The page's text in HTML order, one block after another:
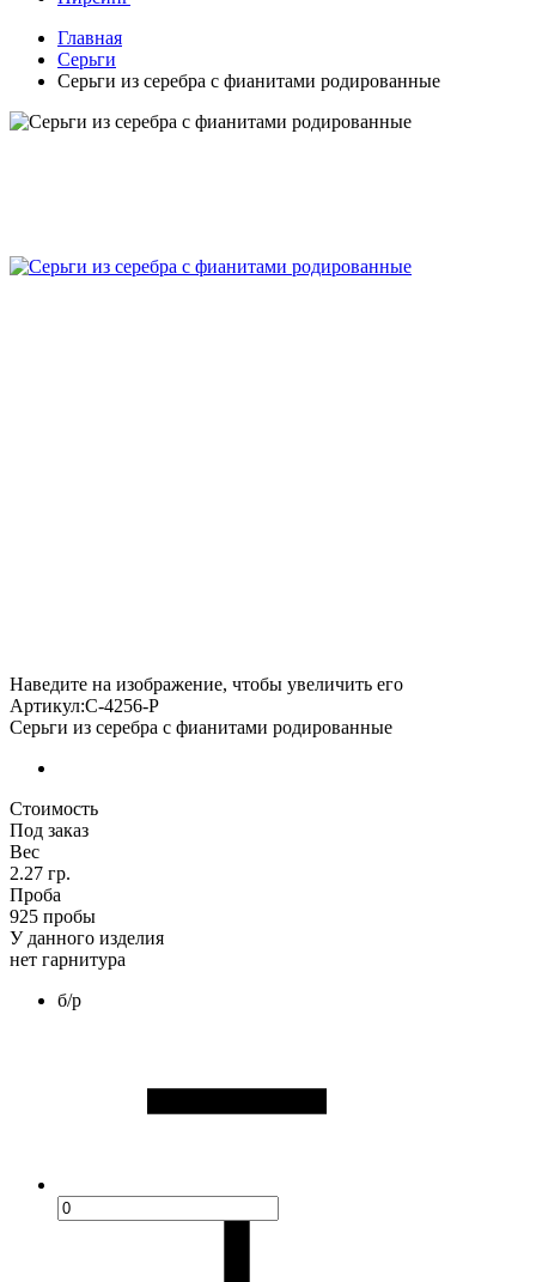
Главная
Серьги
Серьги из серебра с фианитами родированные
Наведите на изображение, чтобы увеличить его
Артикул:С-4256-Р
Серьги из серебра с фианитами родированные
Стоимость
Под заказ
Вес
2.27 гр.
Проба
925 пробы
У данного изделия
нет гарнитура
б/р